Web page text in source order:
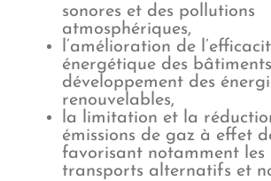
sonores et des pollutions
atmosphériques,
l’amélioration de
énergétique des
développement des
renouvelables,
la limitation et la
émissions de gaz à effet
favorisant notamment les
transports alternatifs et